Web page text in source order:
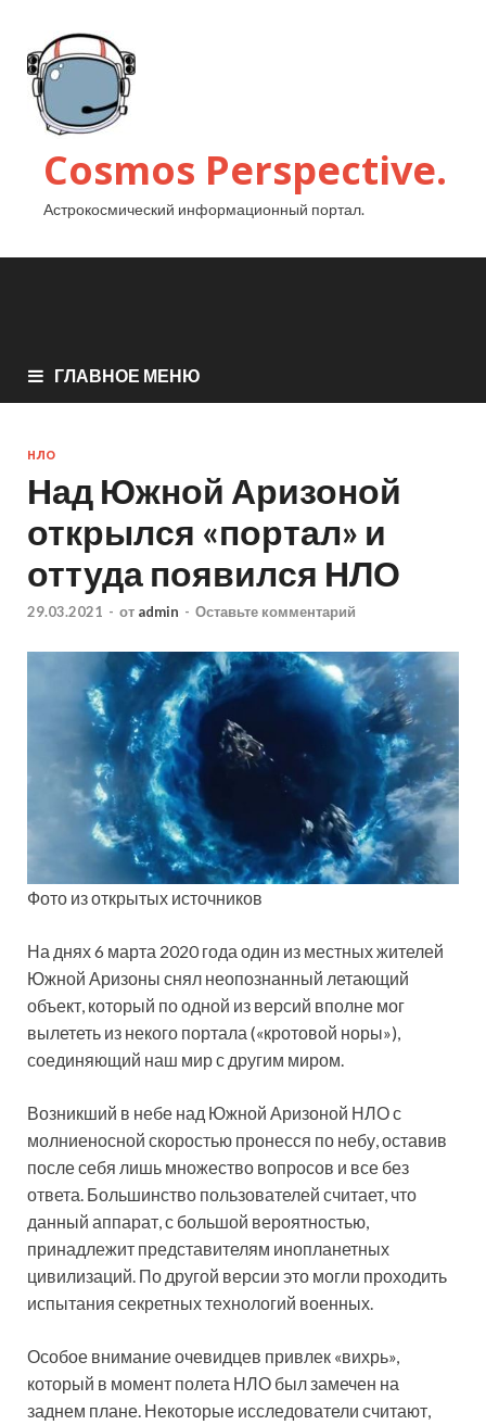
Cosmos Perspective.
Астрокосмический информационный портал.
ГЛАВНОЕ МЕНЮ
НЛО
Над Южной Аризоной
открылся «портал» и
оттуда появился НЛО
29.03.2021 - от admin - Оставьте комментарий
Фото из открытых источников
На днях 6 марта 2020 года один из местных жителей
Южной Аризоны снял неопознанный летающий
объект, который по одной из версий вполне мог
вылететь из некого портала («кротовой норы»),
соединяющий наш мир с другим миром.
Возникший в небе над Южной Аризоной НЛО с
молниеносной скоростью пронесся по небу, оставив
после себя лишь множество вопросов и все без
ответа. Большинство пользователей считает, что
данный аппарат, с большой вероятностью,
принадлежит представителям инопланетных
цивилизаций. По другой версии это могли проходить
испытания секретных технологий военных.
Особое внимание очевидцев привлек «вихрь»,
который в момент полета НЛО был замечен на
заднем плане. Некоторые исследователи считают,